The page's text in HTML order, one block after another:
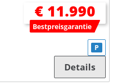
€ 11.990
Bestpreisgarantie
P
Details